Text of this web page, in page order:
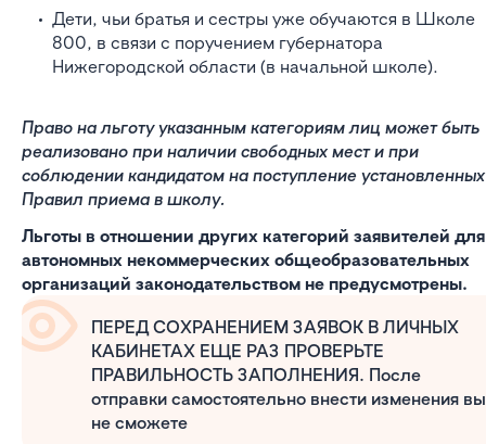
Дети, чьи братья и сестры уже обучаются в Школе
800, в связи с поручением губернатора
Нижегородской области (в начальной школе).
Право на льготу указанным категориям лиц может быть
реализовано при наличии свободных мест и при
соблюдении кандидатом на поступление установленных
Правил приема в школу.
Льготы в отношении других категорий заявителей для
автономных некоммерческих общеобразовательных
организаций законодательством не предусмотрены.
ПЕРЕД СОХРАНЕНИЕМ ЗАЯВОК В ЛИЧНЫХ
КАБИНЕТАХ ЕЩЕ РАЗ ПРОВЕРЬТЕ
ПРАВИЛЬНОСТЬ ЗАПОЛНЕНИЯ. После
отправки самостоятельно внести изменения вы
не сможете